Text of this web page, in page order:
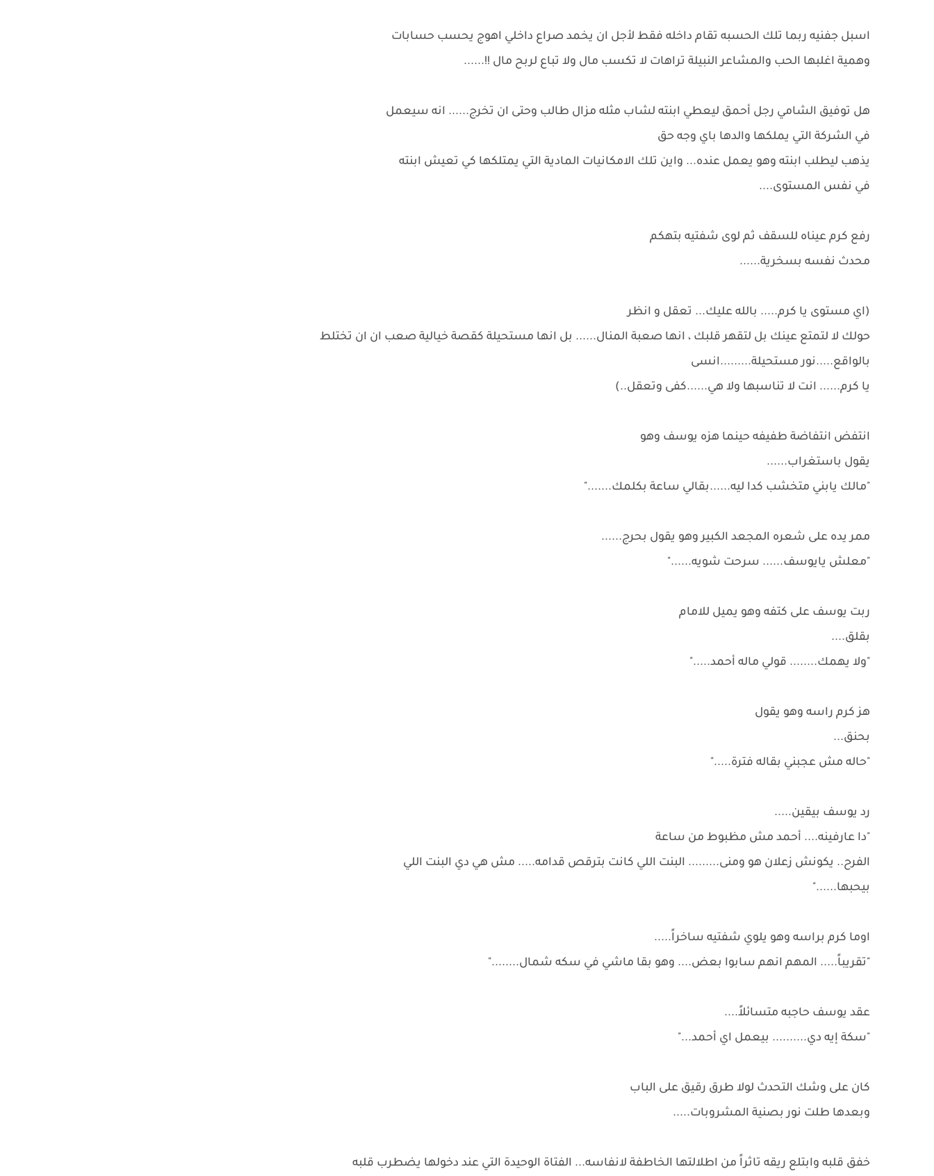
اسبل جفنيه ربما تلك الحسبه تقام داخله فقط لأجل ان يخمد صراع داخلي اهوج يحسب حسابات
وهمية اغلبها الحب والمشاعر النبيلة تراهات لا تكسب مال ولا تباع لربح مال !!......
هل توفيق الشامي رجل أحمق ليعطي ابنته لشاب مثله مزال طالب وحتى ان تخرج...... انه سيعمل
في الشركة التي يملكها والدها باي وجه حق
يذهب ليطلب ابنته وهو يعمل عنده... واين تلك الامكانيات المادية التي يمتلكها كي تعيش ابنته
في نفس المستوى....
رفع كرم عيناه للسقف ثم لوى شفتيه بتهكم
محدث نفسه بسخرية......
(اي مستوى يا كرم..... بالله عليك... تعقل و انظر
حولك لا لتمتع عينك بل لتقهر قلبك ، انها صعبة المنال...... بل انها مستحيلة كقصة خيالية صعب ان ان تختلط
بالواقع.....نور مستحيلة.........انسى
يا كرم...... انت لا تناسبها ولا هي......كفى وتعقل..)
انتفض انتفاضة طفيفه حينما هزه يوسف وهو
يقول باستغراب......
"مالك يابني متخشب كدا ليه......بقالي ساعة بكلمك......."
ممر يده على شعره المجعد الكبير وهو يقول بحرج......
"معلش يايوسف...... سرحت شويه......"
ربت يوسف على كتفه وهو يميل للامام
بقلق....
"ولا يهمك........ قولي ماله أحمد....."
هز كرم راسه وهو يقول
بحنق...
"حاله مش عجبني بقاله فترة....."
رد يوسف بيقين.....
"دا عارفينه.... أحمد مش مظبوط من ساعة
الفرح.. يكونش زعلان هو ومنى......... البنت اللي كانت بترقص قدامه..... مش هي دي البنت اللي
بيحبها......"
اوما كرم براسه وهو يلوي شفتيه ساخراً.....
"تقريباً..... المهم انهم سابوا بعض.... وهو بقا ماشي في سكه شمال........"
عقد يوسف حاجبه متسائلاً....
"سكة إيه دي.......... بيعمل اي أحمد..."
كان على وشك التحدث لولا طرق رقيق على الباب
وبعدها طلت نور بصنية المشروبات.....
خفق قلبه وابتلع ريقه تاثراً من اطلالتها الخاطفة لانفاسه... الفتاة الوحيدة التي عند دخولها يضطرب قلبه